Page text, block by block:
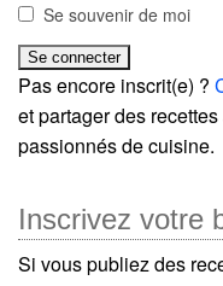
Se souvenir de moi
Pas encore inscrit(e) ?
et partager des
passionnés de cuisine.
Inscrivez votre
Si vous publiez des